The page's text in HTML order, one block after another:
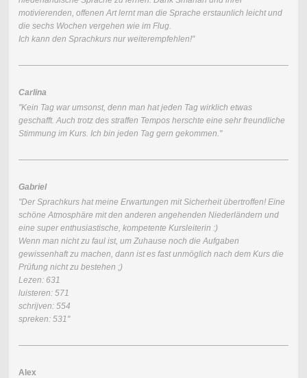
motivierenden, offenen Art lernt man die Sprache erstaunlich leicht und
die sechs Wochen vergehen wie im Flug.
Ich kann den Sprachkurs nur weiterempfehlen!"
Carlina
"Kein Tag war umsonst, denn man hat jeden Tag wirklich etwas
geschafft. Auch trotz des straffen Tempos herschte eine sehr freundliche
Stimmung im Kurs. Ich bin jeden Tag gern gekommen."
Gabriel
"Der Sprachkurs hat meine Erwartungen mit Sicherheit übertroffen! Eine
schöne Atmosphäre mit den anderen angehenden Niederländern und
eine super enthusiastische, kompetente Kursleiterin :)
Wenn man nicht zu faul ist, um Zuhause noch die Aufgaben
gewissenhaft zu machen, dann ist es fast unmöglich nach dem Kurs die
Prüfung nicht zu bestehen ;)
Lezen: 631
luisteren: 571
schrijven: 554
spreken: 531"
Alex